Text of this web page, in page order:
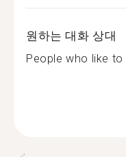
원하는 대화 상대
People who like to